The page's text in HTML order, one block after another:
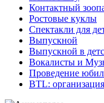
Контактный
Ростовые куклы
Спектакли для
Выпускной
Выпускной в
Вокалисты и
Проведение
BTL: